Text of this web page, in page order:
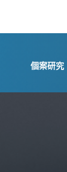
個案研究